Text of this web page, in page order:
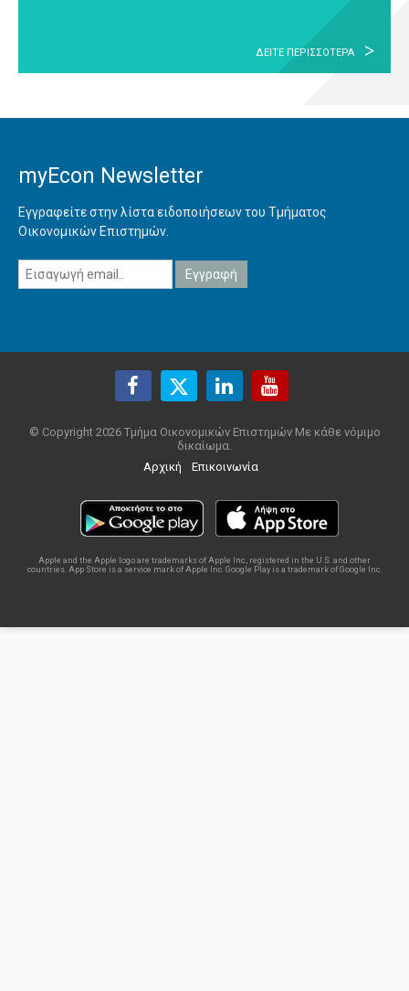
ΔΕΙΤΕ ΠΕΡΙΣΣΟΤΕΡΑ
myEcon Newsletter
Εγγραφείτε στην λίστα ειδοποιήσεων του Τμήματος
Οικονομικών Επιστημών.
© Copyright 2026 Τμήμα Οικονομικών Επιστημών Με κάθε νόμιμο
δικαίωμα.
Αρχική
Επικοινωνία
Apple and the Apple logo are trademarks of Apple Inc., registered in the U.S. and other
countries. App Store is a service mark of Apple Inc. Google Play is a trademark of Google Inc.